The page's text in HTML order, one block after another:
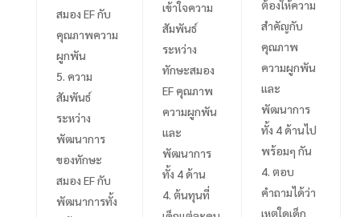
สมอง EFกับ
คุณภาพความ
ผูกพัน
ความ
สัมพันธ์
ระหว่าง
พัฒนาการ
ของทักษะ
สมอง EFกับ
พัฒนาการทั้ง
เข้าใจความ
สัมพันธ์
ระหว่าง
ทักษะสมอง
EFคุณภาพ
ความผูกพัน
และ
พัฒนาการ
ทั้ง 4ด้าน
ต้นทุนที่
ต้องให้ความ
สำคัญกับ
คุณภาพ
ความผูกพัน
และ
พัฒนาการ
ทั้ง 4ด้านไป
พร้อมๆ กัน
ตอบ
คำถามได้ว่า
เหตุใดเด็ก